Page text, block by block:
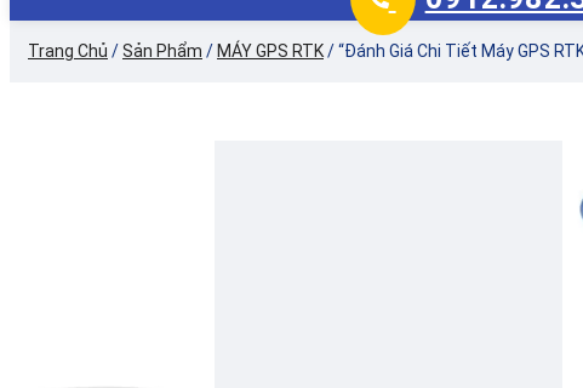
Trang Chủ /Sản Phẩm /MÁY GPS RTK/“Đánh Giá Chi Tiết Máy GPS